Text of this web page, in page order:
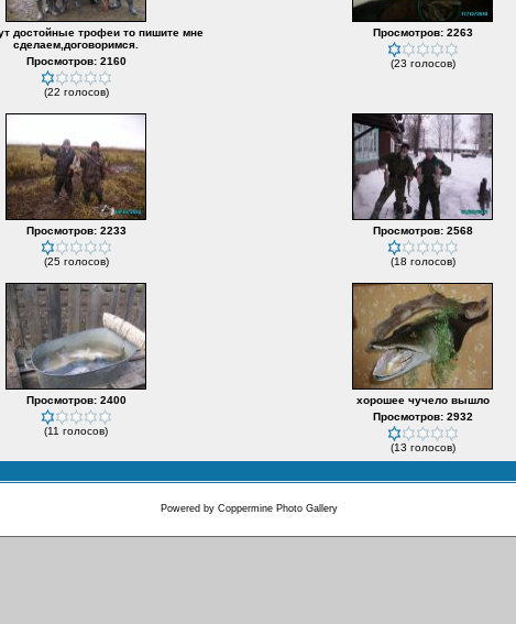
достойные трофеи то пишите мне
сделаем,договоримся.
Просмотров: 2160
(22 голосов)
Просмотров: 2263
(23 голосов)
Просмотров: 2233
(25 голосов)
Просмотров: 2568
(18 голосов)
Просмотров: 2400
(11 голосов)
хорошее чучело вышло
Просмотров: 2932
(13 голосов)
Powered by Coppermine Photo Gallery